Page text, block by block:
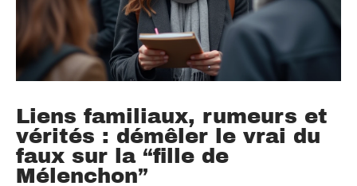
Liens familiaux, rumeurs et
vérités : démêler le vrai du
faux sur la “fille de
Mélenchon”